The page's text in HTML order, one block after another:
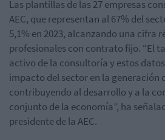
Las plantillas de las 27 empresas
AEC, que representan al 67% del
5,1% en 2023, alcanzando una cifra
profesionales con contrato fijo. “El
activo de la consultoría y estos
impacto del sector en la generación
contribuyendo al desarrollo y a la
conjunto de la economía”, ha
presidente de la AEC.